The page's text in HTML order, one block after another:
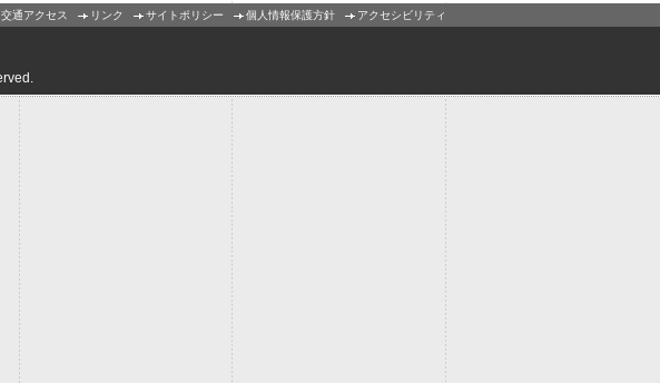
交通アクセス リンク サイトポリシー 個人情報保護方針 アクセシビリティ